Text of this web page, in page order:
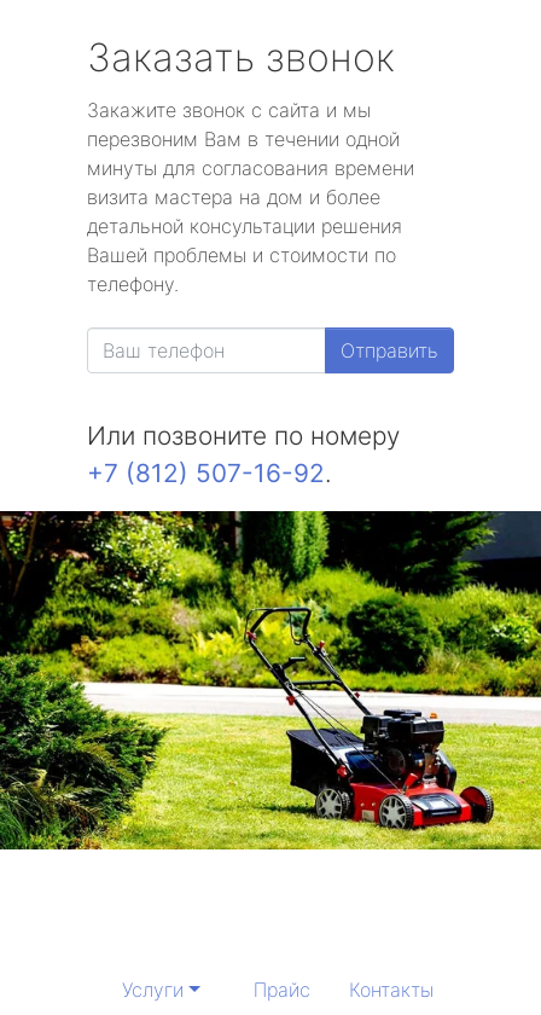
Заказать звонок
Закажите звонок с сайта и мы
перезвоним Вам в течении одной
минуты для согласования времени
визита мастера на дом и более
детальной консультации решения
Вашей проблемы и стоимости по
телефону.
Отправить
Или позвоните по номеру
+7 (812) 507-16-92.
Услуги Прайс Контакты